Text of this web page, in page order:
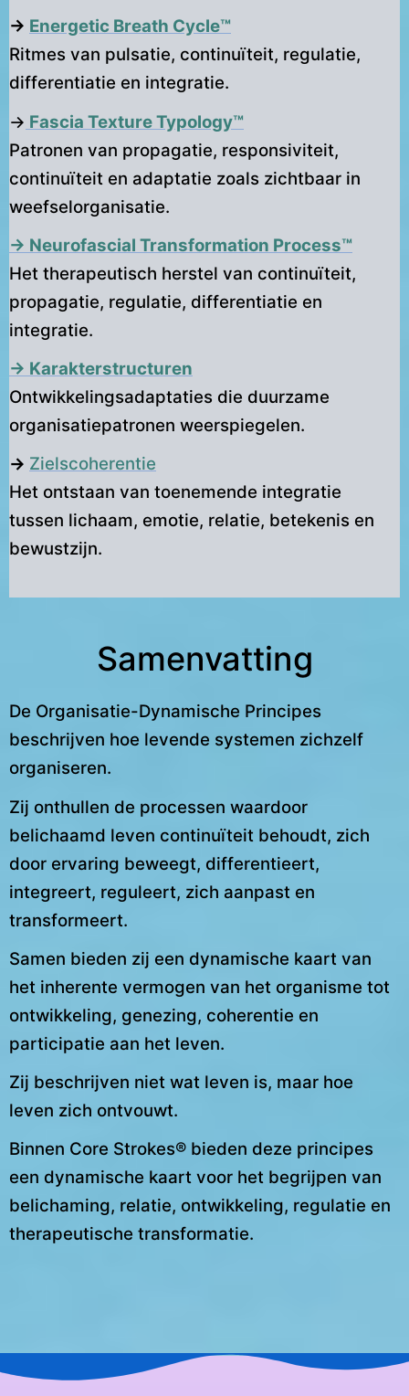
→ Energetic Breath Cycle™
Ritmes van pulsatie, continuïteit, regulatie,
differentiatie en integratie.
→ Fascia Texture Typology™
Patronen van propagatie, responsiviteit,
continuïteit en adaptatie zoals zichtbaar in
weefselorganisatie.
→ Neurofascial Transformation Process™
Het therapeutisch herstel van continuïteit,
propagatie, regulatie, differentiatie en
integratie.
→ Karakterstructuren
Ontwikkelingsadaptaties die duurzame
organisatiepatronen weerspiegelen.
→ Zielscoherentie
Het ontstaan van toenemende integratie
tussen lichaam, emotie, relatie, betekenis en
bewustzijn.
Samenvatting
De Organisatie-Dynamische Principes
beschrijven hoe levende systemen zichzelf
organiseren.
Zij onthullen de processen waardoor
belichaamd leven continuïteit behoudt, zich
door ervaring beweegt, differentieert,
integreert, reguleert, zich aanpast en
transformeert.
Samen bieden zij een dynamische kaart van
het inherente vermogen van het organisme tot
ontwikkeling, genezing, coherentie en
participatie aan het leven.
Zij beschrijven niet wat leven is, maar hoe
leven zich ontvouwt.
Binnen Core Strokes® bieden deze principes
een dynamische kaart voor het begrijpen van
belichaming, relatie, ontwikkeling, regulatie en
therapeutische transformatie.